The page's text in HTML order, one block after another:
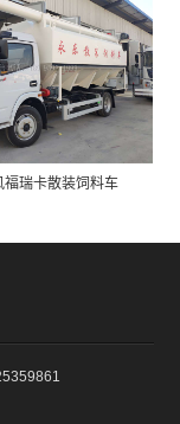
福瑞卡散装饲料车